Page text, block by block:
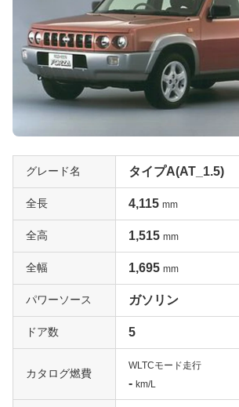
グレード名 タイプA(AT_1.5)
全長 4,115 mm
全高 1,515 mm
全幅 1,695 mm
パワーソース ガソリン
ドア数 5
カタログ燃費
WLTCモード走行
- km/L